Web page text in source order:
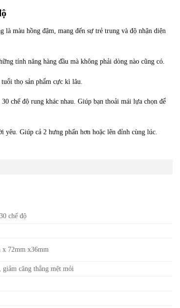
là màu hồng đậm, mang đến sự trẻ trung và độ nhận diện
tính năng hàng đầu mà không phải dòng nào cũng có.
thọ sản phẩm cực kì lâu.
chế độ rung khác nhau. Giúp bạn thoải mái lựa chọn để
Giúp cả 2 hưng phấn hơn hoặc lên đỉnh cùng lúc.
chế độ
x 72mm x36mm
căng thẳng mệt mỏi